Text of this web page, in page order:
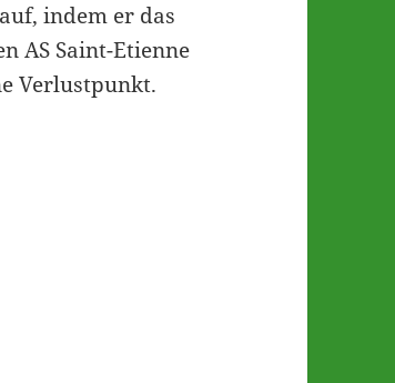
indem er das
AS Saint-Etienne
Verlustpunkt.